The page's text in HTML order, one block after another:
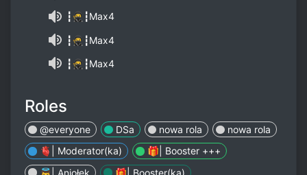
┇🥷┇Max4
┇🥷┇Max4
┇🥷┇Max4
Roles
@everyone DSa nowa rola
nowa rola
🫀| Moderator(ka)
🎁| Booster +++
👼| Aniołek
🎁| Booster(ka)